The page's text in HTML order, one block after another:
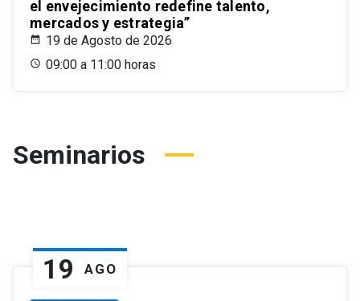
el envejecimiento redefine talento,
mercados y estrategia”
19 de Agosto de 2026
09:00 a 11:00 horas
Seminarios
19 AGO